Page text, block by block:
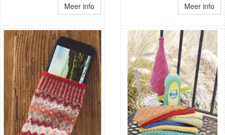
Meer info Meer info